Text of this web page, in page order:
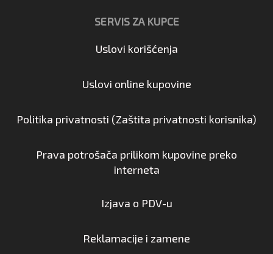
SERVIS ZA KUPCE
Uslovi korišćenja
Uslovi online kupovine
Politika privatnosti (Zaštita privatnosti korisnika)
Prava potrošača prilikom kupovine preko
interneta
Izjava o PDV-u
Reklamacije i zamene